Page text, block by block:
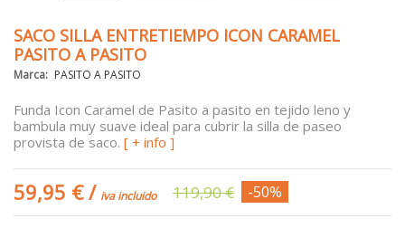
SACO SILLA ENTRETIEMPO ICON CARAMEL
PASITO A PASITO
Marca: PASITO A PASITO
Funda Icon Caramel de Pasito a pasito en tejido leno y
bambula muy suave ideal para cubrir la silla de paseo
provista de saco. [ + info ]
59,95 €/ iva incluido 119,90 € -50%